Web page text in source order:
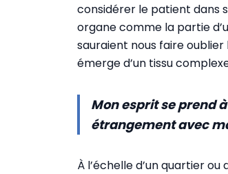
considérer le patient dans
organe comme la partie
sauraient nous faire
émerge d’un tissu
Mon esprit se prend
étrangement avec
À l’échelle d’un quartier